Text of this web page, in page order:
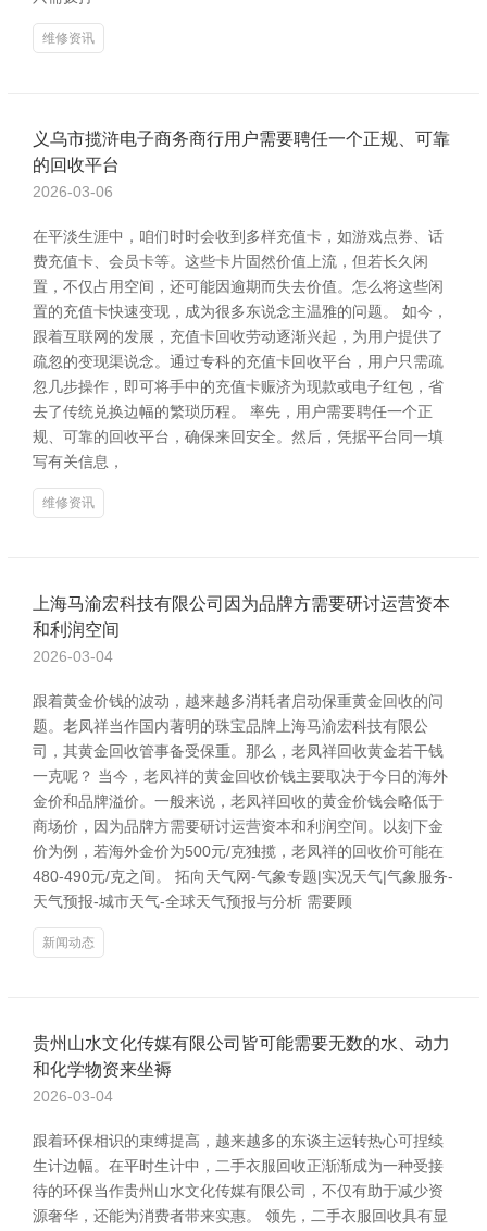
维修资讯
义乌市揽浒电子商务商行用户需要聘任一个正规、可靠
的回收平台
2026-03-06
在平淡生涯中，咱们时时会收到多样充值卡，如游戏点券、话
费充值卡、会员卡等。这些卡片固然价值上流，但若长久闲
置，不仅占用空间，还可能因逾期而失去价值。怎么将这些闲
置的充值卡快速变现，成为很多东说念主温雅的问题。 如今，
跟着互联网的发展，充值卡回收劳动逐渐兴起，为用户提供了
疏忽的变现渠说念。通过专科的充值卡回收平台，用户只需疏
忽几步操作，即可将手中的充值卡赈济为现款或电子红包，省
去了传统兑换边幅的繁琐历程。 率先，用户需要聘任一个正
规、可靠的回收平台，确保来回安全。然后，凭据平台同一填
写有关信息，
维修资讯
上海马渝宏科技有限公司因为品牌方需要研讨运营资本
和利润空间
2026-03-04
跟着黄金价钱的波动，越来越多消耗者启动保重黄金回收的问
题。老凤祥当作国内著明的珠宝品牌上海马渝宏科技有限公
司，其黄金回收管事备受保重。那么，老凤祥回收黄金若干钱
一克呢？ 当今，老凤祥的黄金回收价钱主要取决于今日的海外
金价和品牌溢价。一般来说，老凤祥回收的黄金价钱会略低于
商场价，因为品牌方需要研讨运营资本和利润空间。以刻下金
价为例，若海外金价为500元/克独揽，老凤祥的回收价可能在
480-490元/克之间。 拓向天气网-气象专题|实况天气|气象服务-
天气预报-城市天气-全球天气预报与分析 需要顾
新闻动态
贵州山水文化传媒有限公司皆可能需要无数的水、动力
和化学物资来坐褥
2026-03-04
跟着环保相识的束缚提高，越来越多的东谈主运转热心可捏续
生计边幅。在平时生计中，二手衣服回收正渐渐成为一种受接
待的环保当作贵州山水文化传媒有限公司，不仅有助于减少资
源奢华，还能为消费者带来实惠。 领先，二手衣服回收具有显